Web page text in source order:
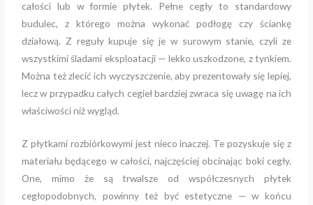
całości lub w formie płytek. Pełne cegły to standardowy
budulec, z którego można wykonać podłogę czy ściankę
działową. Z reguły kupuje się je w surowym stanie, czyli ze
wszystkimi śladami eksploatacji — lekko uszkodzone, z tynkiem.
Można też zlecić ich wyczyszczenie, aby prezentowały się lepiej,
lecz w przypadku całych cegieł bardziej zwraca się uwagę na ich
właściwości niż wygląd.
Z płytkami rozbiórkowymi jest nieco inaczej. Te pozyskuje się z
materiału będącego w całości, najczęściej obcinając boki cegły.
One, mimo że są trwalsze od współczesnych płytek
cegłopodobnych, powinny też być estetyczne — w końcu